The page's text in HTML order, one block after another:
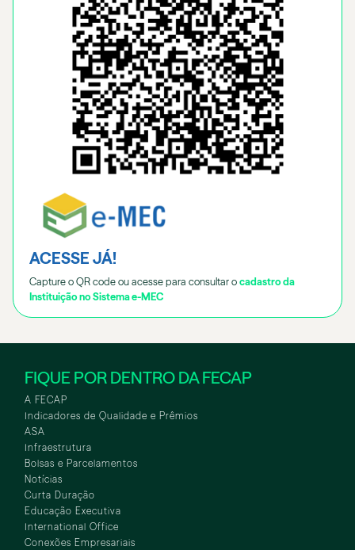
ACESSE JÁ!
Capture o QR code ou acesse para consultar o cadastro da
Instituição no Sistema e-MEC
FIQUE POR DENTRO DA FECAP
A FECAP
Indicadores de Qualidade e Prêmios
ASA
Infraestrutura
Bolsas e Parcelamentos
Notícias
Curta Duração
Educação Executiva
International Office
Conexões Empresariais